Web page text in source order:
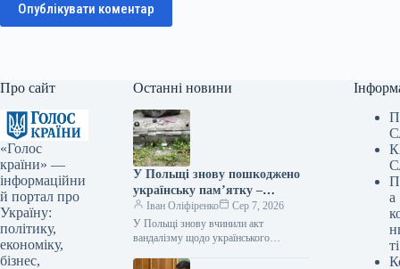
Опублікувати коментар
Про сайт
«Голос
країни» —
інформаційни
й портал про
Україну:
політику,
економіку,
бізнес,
Останні новини
У Польщі знову пошкоджено
українську пам’ятку –
посольство вимагає від влади
вжити заходів
Іван Оліфіренко
Сер 7, 2026
У Польщі знову вчинили акт
вандалізму щодо українського
реакції влади Фото 06.08.2026 14:26
а
ті